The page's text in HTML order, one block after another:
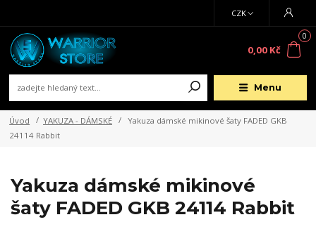
Menu
CZK
0
0,00 Kč
Úvod YAKUZA - DÁMSKÉ
Yakuza dámské mikinové šaty FADED GKB
24114 Rabbit
Yakuza dámské mikinové
šaty FADED GKB 24114 Rabbit